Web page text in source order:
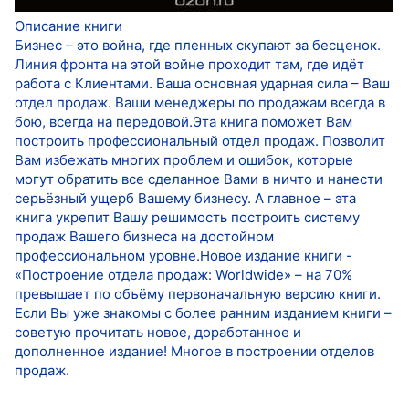
Описание книги
Бизнес – это война, где пленных скупают за бесценок.
Линия фронта на этой войне проходит там, где идёт
работа с Клиентами. Ваша основная ударная сила – Ваш
отдел продаж. Ваши менеджеры по продажам всегда в
бою, всегда на передовой.Эта книга поможет Вам
построить профессиональный отдел продаж. Позволит
Вам избежать многих проблем и ошибок, которые
могут обратить все сделанное Вами в ничто и нанести
серьёзный ущерб Вашему бизнесу. А главное – эта
книга укрепит Вашу решимость построить систему
продаж Вашего бизнеса на достойном
профессиональном уровне.Новое издание книги -
«Построение отдела продаж: Worldwide» – на 70%
превышает по объёму первоначальную версию книги.
Если Вы уже знакомы с более ранним изданием книги –
советую прочитать новое, доработанное и
дополненное издание! Многое в построении отделов
продаж.